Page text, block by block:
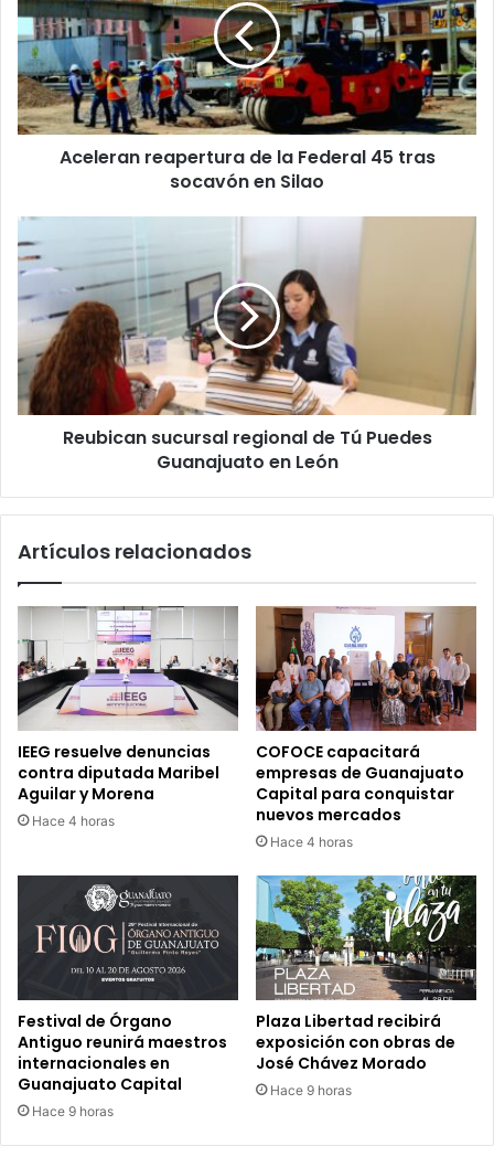
la
Federal
45
tras
socavón
en
Aceleran reapertura de la Federal 45 tras
socavón en Silao
sucursal
regional
de
Tú
Puedes
Guanajuato
en
León
Reubican sucursal regional de Tú Puedes
Guanajuato en León
Artículos relacionados
IEEG resuelve denuncias
contra diputada Maribel
Aguilar y Morena
Hace 4 horas
COFOCE capacitará
empresas de Guanajuato
Capital para conquistar
nuevos mercados
Hace 4 horas
Festival de Órgano
Antiguo reunirá maestros
internacionales en
Guanajuato Capital
Hace 9 horas
Plaza Libertad recibirá
exposición con obras de
José Chávez Morado
Hace 9 horas